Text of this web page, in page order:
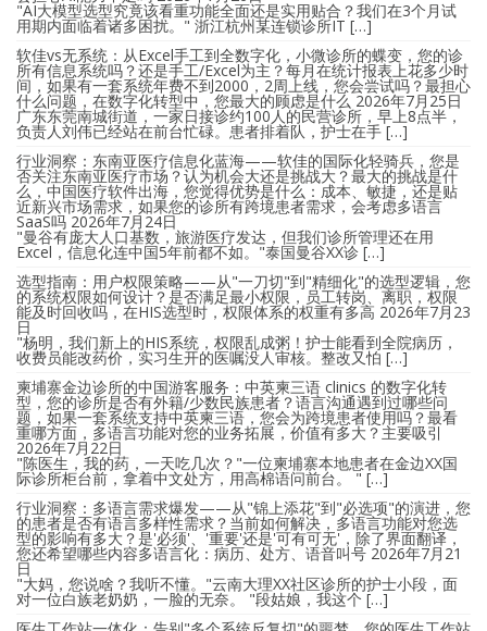
"AI大模型选型究竟该看重功能全面还是实用贴合？我们在3个月试
用期内面临着诸多困扰。" 浙江杭州某连锁诊所IT […]
软佳vs无系统：从Excel手工到全数字化，小微诊所的蝶变，您的诊
所有信息系统吗？还是手工/Excel为主？每月在统计报表上花多少时
间，如果有一套系统年费不到2000，2周上线，您会尝试吗？最担心
什么问题，在数字化转型中，您最大的顾虑是什么 2026年7月25日
广东东莞南城街道，一家日接诊约100人的民营诊所，早上8点半，
负责人刘伟已经站在前台忙碌。患者排着队，护士在手 […]
行业洞察：东南亚医疗信息化蓝海——软佳的国际化轻骑兵，您是
否关注东南亚医疗市场？认为机会大还是挑战大？最大的挑战是什
么，中国医疗软件出海，您觉得优势是什么：成本、敏捷，还是贴
近新兴市场需求，如果您的诊所有跨境患者需求，会考虑多语言
SaaS吗 2026年7月24日
"曼谷有庞大人口基数，旅游医疗发达，但我们诊所管理还在用
Excel，信息化连中国5年前都不如。"泰国曼谷XX诊 […]
选型指南：用户权限策略——从"一刀切"到"精细化"的选型逻辑，您
的系统权限如何设计？是否满足最小权限，员工转岗、离职，权限
能及时回收吗，在HIS选型时，权限体系的权重有多高 2026年7月23
日
"杨明，我们新上的HIS系统，权限乱成粥！护士能看到全院病历，
收费员能改药价，实习生开的医嘱没人审核。整改又怕 […]
柬埔寨金边诊所的中国游客服务：中英柬三语 clinics 的数字化转
型，您的诊所是否有外籍/少数民族患者？语言沟通遇到过哪些问
题，如果一套系统支持中英柬三语，您会为跨境患者使用吗？最看
重哪方面，多语言功能对您的业务拓展，价值有多大？主要吸引
2026年7月22日
"陈医生，我的药，一天吃几次？"一位柬埔寨本地患者在金边XX国
际诊所柜台前，拿着中文处方，用高棉语问前台。 " […]
行业洞察：多语言需求爆发——从"锦上添花"到"必选项"的演进，您
的患者是否有语言多样性需求？当前如何解决，多语言功能对您选
型的影响有多大？是'必须'、'重要'还是'可有可无'，除了界面翻译，
您还希望哪些内容多语言化：病历、处方、语音叫号 2026年7月21
日
"大妈，您说啥？我听不懂。"云南大理XX社区诊所的护士小段，面
对一位白族老奶奶，一脸的无奈。 "段姑娘，我这个 […]